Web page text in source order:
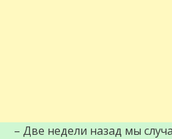
– Две недели назад мы